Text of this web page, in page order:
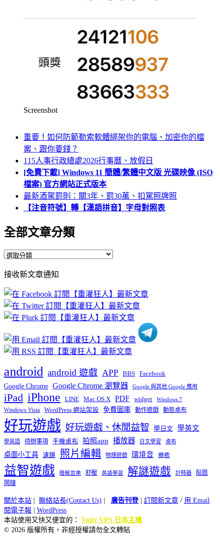
Screenshot
重要！如何防範勒索軟體綁架你的電腦、加密你的檔
案、跟你要錢？
115人事行政總處2026行事曆、放假日
[免費下載] Windows 11 簡體/繁體中文版 光碟映像 (ISO
檔案) 官方網站正式版本
最新酒駕罰則：關3年、罰30萬、扣駕照牌照
【注音符號】轉【漢語拼音】字母對照表
全部文章分類
全
文
章
分
類
接收新文章通知
android android 遊戲 APP BBS Facebook
Google Chrome Google Chrome 瀏覽器 Google 與其他 Google 應用
iPad iPhone LINE Mac OS X PDF widget Windows 7
Windows Vista WordPress 網站架設 免費圖庫 動作遊戲 動態桌布
好玩遊戲 好玩遊戲、休閒益智 學日文 學英文
學英語 待辦事項 手機桌布 拍照app 播放器 日文學習 桌布
桌面小工具 濾鏡 照片編輯 物理遊戲 環境音 療癒
益智遊戲 睡眠音樂 舒壓 英語學習 解謎遊戲 計時器
貼圖
鬧鐘
關於本站 聯絡站長(Contact Us) 廣告刊登| 訂閱新文章 / 用 Email
閱電子報
WordPress
本站使用又快又便宜的： Vultr VPS 日本主機
© 2026 版權所有，非經授權請勿全文轉貼